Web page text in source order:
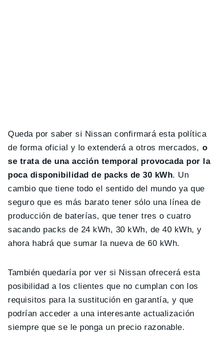
Queda por saber si Nissan confirmará esta política
de forma oficial y lo extenderá a otros mercados, o
se trata de una acción temporal provocada por la
poca disponibilidad de packs de 30 kWh. Un
cambio que tiene todo el sentido del mundo ya que
seguro que es más barato tener sólo una línea de
producción de baterías, que tener tres o cuatro
sacando packs de 24 kWh, 30 kWh, de 40 kWh, y
ahora habrá que sumar la nueva de 60 kWh.
También quedaría por ver si Nissan ofrecerá esta
posibilidad a los clientes que no cumplan con los
requisitos para la sustitución en garantía, y que
podrían acceder a una interesante actualización
siempre que se le ponga un precio razonable.